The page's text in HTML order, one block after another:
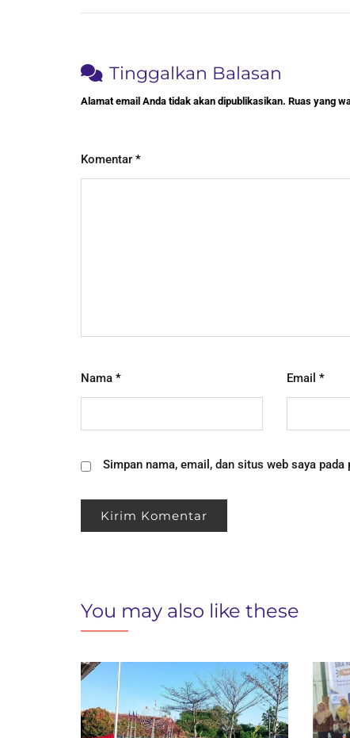
Tinggalkan Balasan
Alamat email Anda tidak akan dipublikasikan. Ruas yang
Komentar *
Nama * Email *
Simpan nama, email, dan situs web saya
You may also like these